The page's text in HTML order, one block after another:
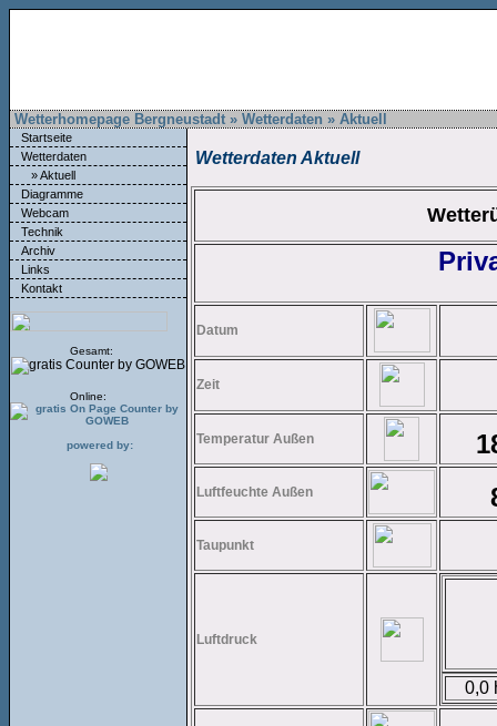
Wetterhomepage Bergneustadt » Wetterdaten » Aktuell
Startseite
Wetterdaten
» Aktuell
Diagramme
Webcam
Technik
Archiv
Links
Kontakt
Gesamt:
Online:
powered by:
Wetterdaten Aktuell
Datum
Zeit
Temperatur Außen
Luftfeuchte Außen
Taupunkt
Luftdruck
0,0